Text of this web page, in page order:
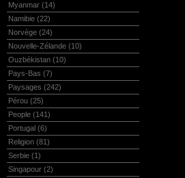
Myanmar (14)
Namibie (22)
Norvège (24)
Nouvelle-Zélande (10)
Ouzbékistan (10)
Pays-Bas (7)
Paysages (242)
Pérou (25)
People (141)
Portugal (6)
Religion (81)
Serbie (1)
Singapour (2)